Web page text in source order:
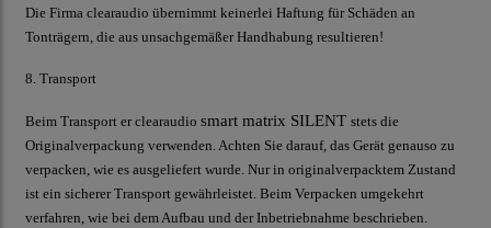
Die Firma clearaudio übernimmt keinerlei Haftung für Schäden an
Tonträgern, die aus unsachgemäßer Handhabung resultieren!
8. Transport
Beim Transport erclearaudio smart matrix SILENT stets die
Originalverpackung verwenden. Achten Sie darauf, das Gerät genauso zu
verpacken, wie es ausgeliefert wurde. Nur in originalverpacktem Zustand
ist ein sicherer Transport gewährleistet. Beim Verpacken umgekehrt
verfahren, wie bei dem Aufbau und der Inbetriebnahme beschrieben.